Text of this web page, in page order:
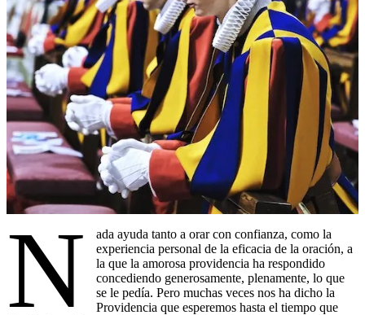
N
ada ayuda tanto a orar con confianza, como la
experiencia personal de la eficacia de la oración, a
la que la amorosa providencia ha respondido
concediendo generosamente, plenamente, lo que
se le pedía. Pero muchas veces nos ha dicho la
Providencia que esperemos hasta el tiempo que